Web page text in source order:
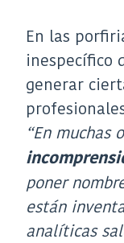
En las
inespecífico
generar
“En muchas
poner
están
analíticas